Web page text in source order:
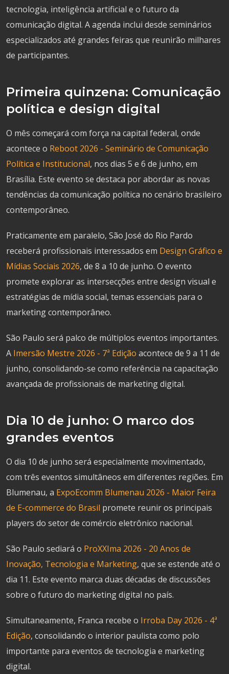
tecnologia, inteligência artificial e o futuro da
comunicação digital. A agenda inclui desde seminários
especializados até grandes feiras que reunirão milhares
de participantes.
Primeira quinzena: Comunicação
política e design digital
O mês começará com força na capital federal, onde
acontece o Reboot 2026 - Seminário de Comunicação
Política e Institucional, nos dias 5 e 6 de junho, em
Brasília. Este evento se destaca por abordar as novas
tendências da comunicação política no cenário brasileiro
contemporâneo.
Praticamente em paralelo, São José do Rio Pardo
receberá profissionais interessados em Design Gráfico e
Mídias Sociais 2026, de 8 a 10 de junho. O evento
promete explorar as intersecções entre design visual e
estratégias de mídia social, temas essenciais para o
marketing contemporâneo.
São Paulo será palco de múltiplos eventos importantes.
A Imersão Mestre 2026 - 7ª Edição acontece de 9 a 11 de
junho, consolidando-se como referência na capacitação
avançada de profissionais de marketing digital.
Dia 10 de junho: O marco dos
grandes eventos
O dia 10 de junho será especialmente movimentado,
com três eventos simultâneos em diferentes regiões. Em
Blumenau, a ExpoEcomm Blumenau 2026 - Maior Feira
de E-commerce do Brasil promete reunir os principais
players do setor de comércio eletrônico nacional.
São Paulo sediará o ProXXIma 2026 - 20 Anos de
Inovação, Tecnologia e Marketing, que se estende até o
dia 11. Este evento marca duas décadas de discussões
sobre o futuro do marketing digital no país.
Simultaneamente, Franca recebe o Irroba Day 2026 - 4ª
Edição, consolidando o interior paulista como polo
importante para eventos de tecnologia e marketing
digital.